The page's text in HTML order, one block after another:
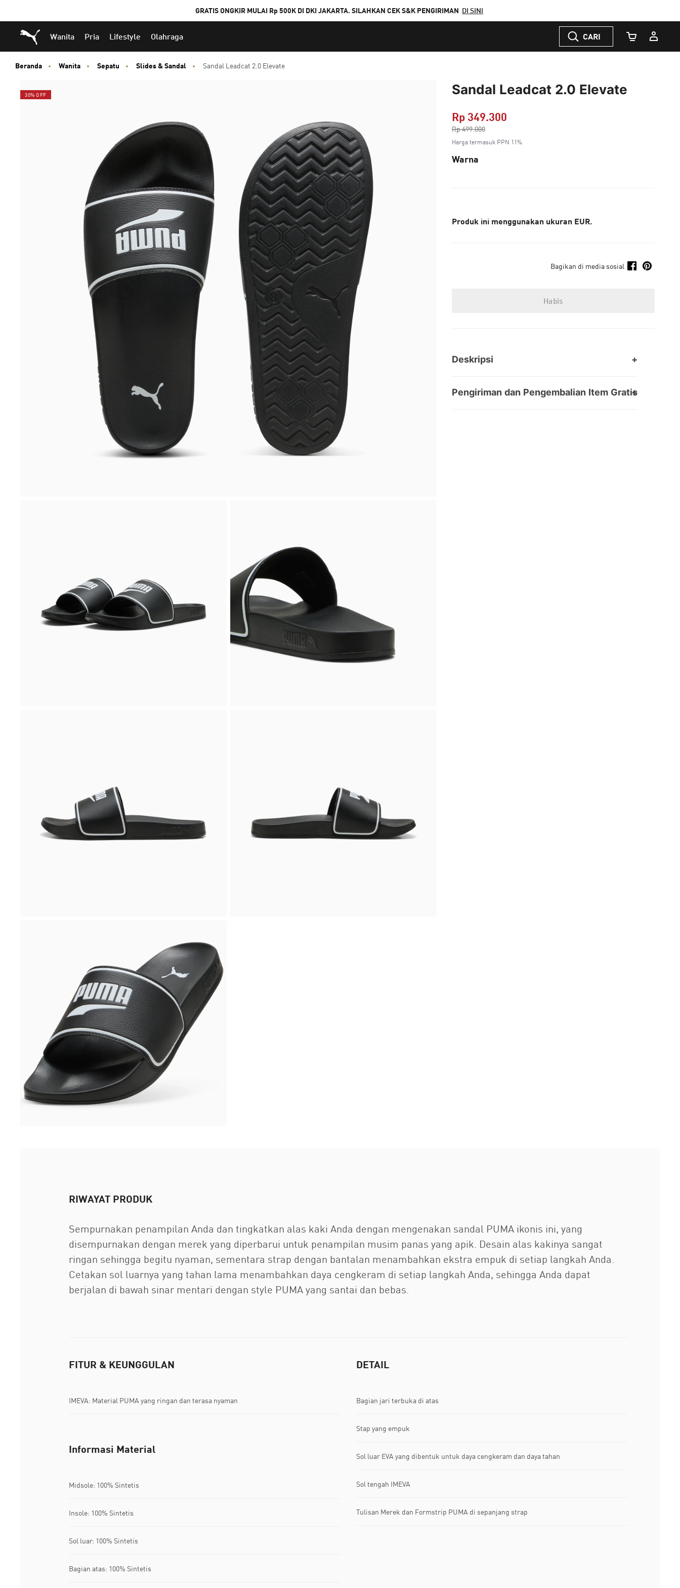
GRATIS ONGKIR MULAI Rp 500K DI DKI JAKARTA. SILAHKAN CEK S&K PENGIRIMAN DI SINI
Puma Beranda
Wanita Pria Lifestyle Olahraga CARI
Jumlah
Beranda Wanita Sepatu Slides & Sandal Sandal Leadcat 2.0 Elevate
30% OFF Sandal Leadcat 2.0 Elevate
Rp 349.300Harga dikurang dari
Rp 499.000
ke
Harga termasuk PPN 11%
Warna
Produk ini menggunakan ukuran EUR.
Bagikan di media sosial
Habis
Deskripsi
Pengiriman dan Pengembalian Item Gratis
RIWAYAT PRODUK
Sempurnakan penampilan Anda dan tingkatkan alas kaki Anda dengan mengenakan sandal PUMA ikonis ini, yang
disempurnakan dengan merek yang diperbarui untuk penampilan musim panas yang apik. Desain alas kakinya sangat
ringan sehingga begitu nyaman, sementara strap dengan bantalan menambahkan ekstra empuk di setiap langkah Anda.
Cetakan sol luarnya yang tahan lama menambahkan daya cengkeram di setiap langkah Anda, sehingga Anda dapat
berjalan di bawah sinar mentari dengan style PUMA yang santai dan bebas.
FITUR & KEUNGGULAN
IMEVA: Material PUMA yang ringan dan terasa nyaman
DETAIL
Bagian jari terbuka di atas
Stap yang empuk
Sol luar EVA yang dibentuk untuk daya cengkeram dan daya tahan
Sol tengah IMEVA
Tulisan Merek dan Formstrip PUMA di sepanjang strap
Informasi Material
Midsole: 100% Sintetis
Insole: 100% Sintetis
Sol luar: 100% Sintetis
Bagian atas: 100% Sintetis